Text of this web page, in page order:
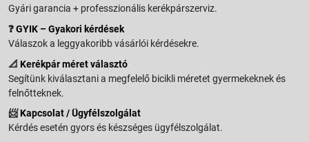
Gyári garancia + professzionális kerékpárszerviz.
❓GYIK – Gyakori kérdések
Válaszok a leggyakoribb vásárlói kérdésekre.
📐 Kerékpár méret választó
Segítünk kiválasztani a megfelelő bicikli méretet gyermekeknek és
felnőtteknek.
📨Kapcsolat / Ügyfélszolgálat
Kérdés esetén gyors és készséges ügyfélszolgálat.